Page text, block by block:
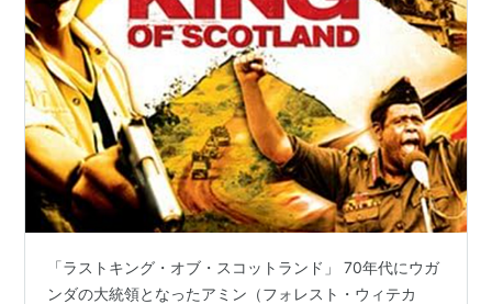
ラストキング・オブ・スコットランド（2006） 監督
運命を分けたザイル（2003） 監督
ブラック・セプテンバー／五輪テロの真実（1999）
＜未＞ 監督
アカデミー賞
受賞
ブラック・セプテンバー／五輪テロの真実
＜未＞ ドキュメンタリー長編賞
「ラストキング・オブ・スコットランド」 70年代にウガ
ンダの大統領となったアミン（フォレスト・ウィテカ